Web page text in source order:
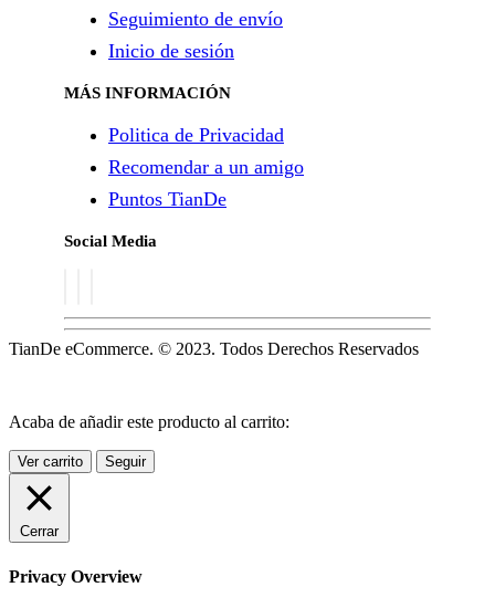
Seguimiento de envío
Inicio de sesión
MÁS INFORMACIÓN
Politica de Privacidad
Recomendar a un amigo
Puntos TianDe
Social Media
TianDe eCommerce. © 2023. Todos Derechos Reservados
Acaba de añadir este producto al carrito:
Ver carrito Seguir
Cerrar
Privacy Overview